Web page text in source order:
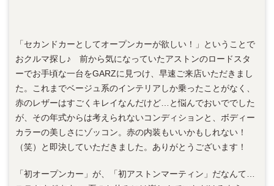
「セカンドカーとしてオープンカーが欲しい！」ということで
おクルマ探し♪ 前から気になっていたアストンのロードスタ
ーでお手頃な一台をGARZに見つけ、早速ご来店いただきまし
た。これまでベージュ系のインテリアしか乗ったことがなく、
赤のレザーはすごくキレイなんだけど…と悩んでおいででした
が、その年式からは考えられないコンディションと、ボディー
カラーの美しさにゾッコン。赤の内装もいいかもしれない！
（笑）と即決していただきました。ありがとうございます！
「初オープンカー」が、「初アストンマーティン」だなんて…